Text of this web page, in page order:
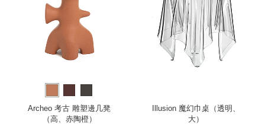
Archeo 考古 雕塑邊几凳
（高、赤陶橙）
Illusion 魔幻巾桌（透明、
大）